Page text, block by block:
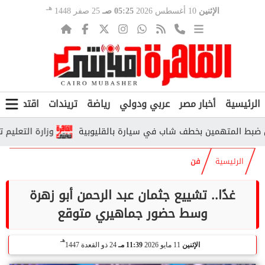
الإثنين 10 أغسطس 2026 05:25 صـ 25 صفر 1448 هـ
الرئيسية أخبار مصر عربي ودولي رياضة تريندات اقتصاد
وزارة التعليم بخطف شاب في سيارة بالقليوبية
الرئيسية فن
غدًا.. تشييع جثمان عبد الرحمن أبو زهرة
وسط حضور جماهيري متوقع
الإثنين 11:39 مـ 24 ذو القعدة 1447
هـ